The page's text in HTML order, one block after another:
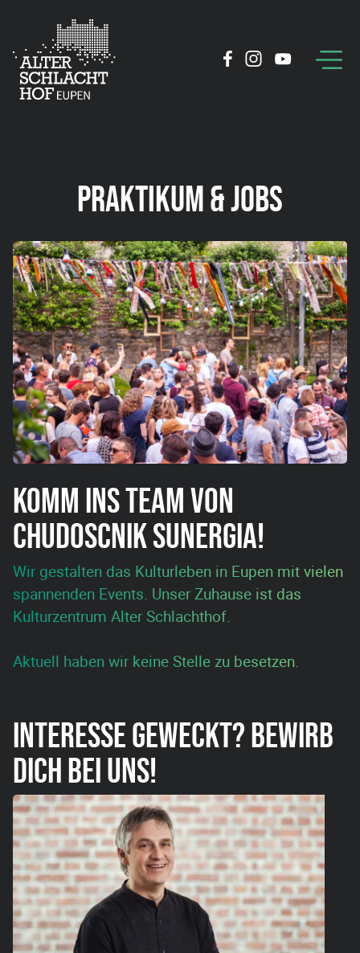
PRAKTIKUM & JOBS
KOMM INS TEAM VON
CHUDOSCNIK SUNERGIA!
Wir gestalten das Kulturleben in Eupen mit vielen
spannenden Events. Unser Zuhause ist das
Kulturzentrum Alter Schlachthof.
Aktuell haben wir keine Stelle zu besetzen.
INTERESSE GEWECKT? BEWIRB
DICH BEI UNS!